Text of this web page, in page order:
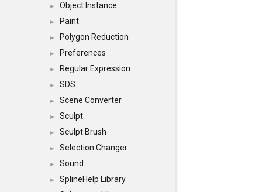
► Object Instance
► Paint
► Polygon Reduction
► Preferences
► Regular Expression
► SDS
► Scene Converter
► Sculpt
► Sculpt Brush
► Selection Changer
► Sound
►
SplineHelp Library